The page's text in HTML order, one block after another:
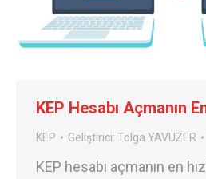
KEP Hesabı Açmanın
KEP Geliştirici: Tolga YAVUZER
KEP hesabı açmanın en